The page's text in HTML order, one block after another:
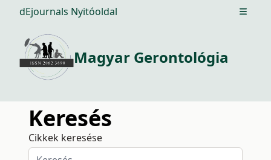
dEjournals Nyitóoldal Open
Magyar Gerontológia
Keresés
Cikkek keresése